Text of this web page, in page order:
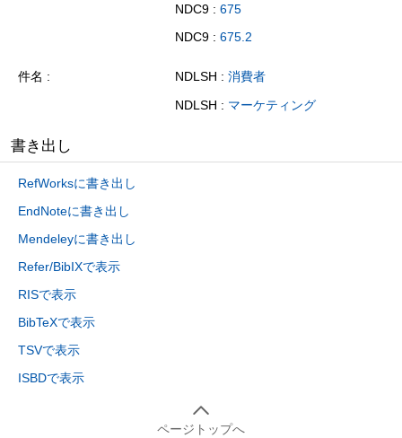
NDC9 : 675
NDC9 : 675.2
件名 NDLSH : 消費者
NDLSH : マーケティング
書き出し
RefWorksに書き出し
EndNoteに書き出し
Mendeleyに書き出し
Refer/BibIXで表示
RISで表示
BibTeXで表示
TSVで表示
ISBDで表示
ページトップへ